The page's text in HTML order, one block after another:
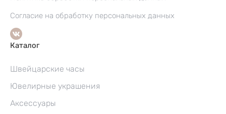
Согласие на обработку персональных данных
Каталог
Швейцарские часы
Ювелирные украшения
Аксессуары